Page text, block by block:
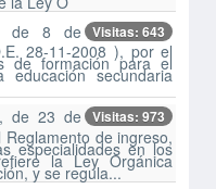
Visitas: 643
de 8 de
28-11-2008 ), por el
de formación para el
secundaria
Visitas: 973
de 23 de
de ingreso,
especialidades en los
la Ley Orgánica
y se regula...